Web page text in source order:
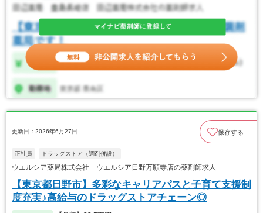
更新日：2026年6月27日 保存する
正社員 ドラッグストア（調剤併設）
ウエルシア薬局株式会社 ウエルシア日野万願寺店の薬剤師求人
【東京都日野市】多彩なキャリアパスと子育て支援制
度充実♪高給与のドラッグストアチェーン◎